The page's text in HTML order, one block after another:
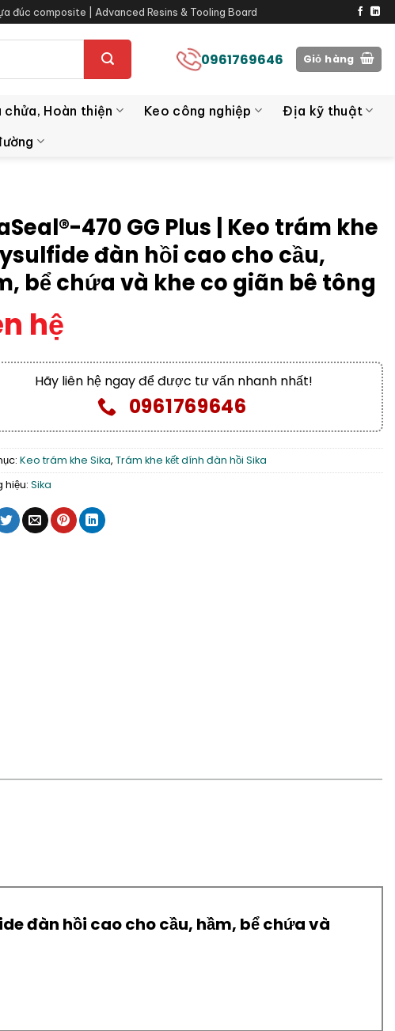
đúc composite | Advanced Resins & Tooling Board
0961769646 Giỏ hàng
chửa, Hoàn thiện Keo công nghiệp
Địa kỹ thuật
470 GG Plus | Keo trám khe
đàn hồi cao cho cầu,
bể chứa và khe co giãn bê tông
hệ
Hãy liên hệ ngay để được tư vấn nhanh nhất!
0961769646
Keo trám khe Sika, Trám khe kết dính đàn hồi Sika
hiệu: Sika
đàn hồi cao cho cầu, hầm, bể chứa và